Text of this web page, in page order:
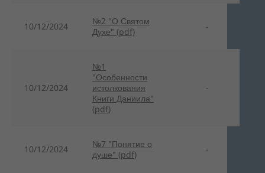
10/12/2024
№2 "О Святом
Духе" (pdf)
-
10/12/2024
№1
"Особенности
истолкования
Книги Даниила"
(pdf)
-
10/12/2024
№7 "Понятие о
душе" (pdf)
-